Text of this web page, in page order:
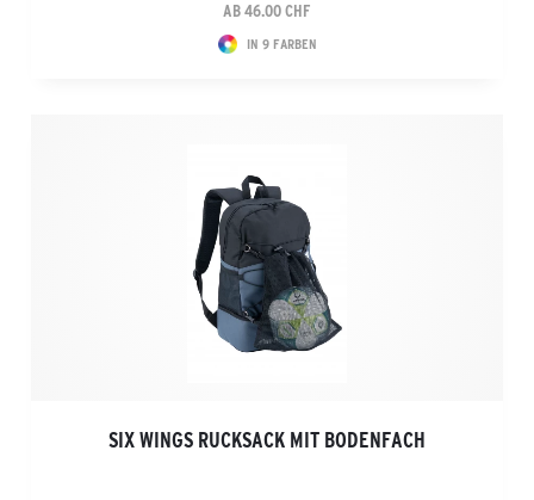
AB 46.00 CHF
IN 9 FARBEN
SIX WINGS RUCKSACK MIT BODENFACH